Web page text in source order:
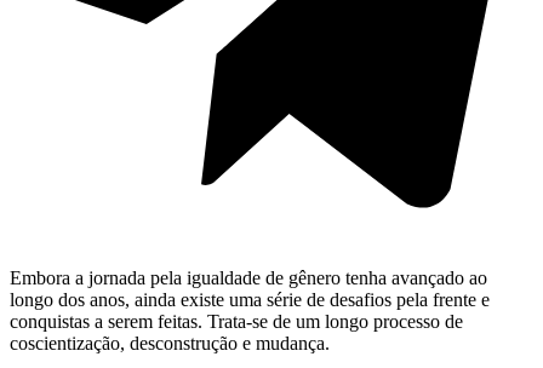
Embora a jornada pela igualdade de gênero tenha avançado ao
longo dos anos, ainda existe uma série de desafios pela frente e
conquistas a serem feitas. Trata-se de um longo processo de
coscientização, desconstrução e mudança.